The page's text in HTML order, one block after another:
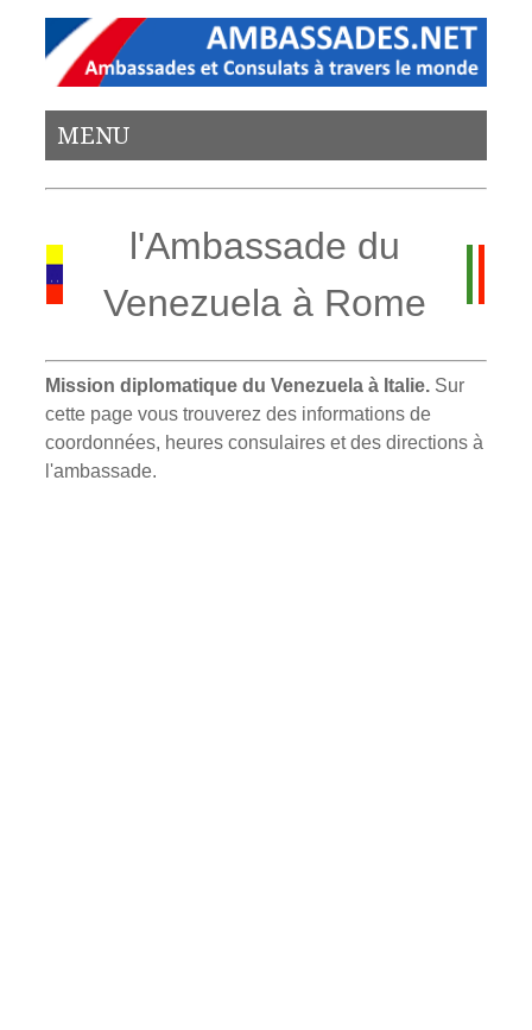
MENU
l'Ambassade du
Venezuela à Rome
Mission diplomatique du Venezuela à Italie. Sur
cette page vous trouverez des informations de
coordonnées, heures consulaires et des directions à
l'ambassade.